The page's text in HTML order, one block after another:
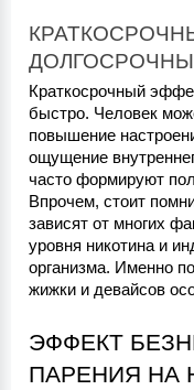
Краткосрочный
быстро. Человек
повышение
ощущение
часто формируют
Впрочем, стоит
зависят от многих
уровня никотина и
организма. Именно
жижки и девайсов
ЭФФЕКТ
ПАРЕНИЯ НА